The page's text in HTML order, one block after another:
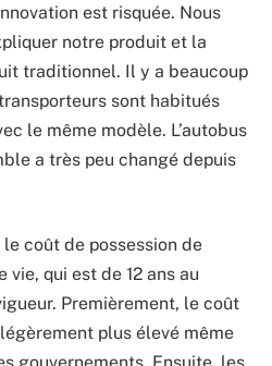
est risquée. Nous
notre produit et la
traditionnel. Il y a beaucoup
sont habitués
le même modèle. L’autobus
a très peu changé depuis
coût de possession de
vie, qui est de 12 ans au
Premièrement, le coût
plus élevé même